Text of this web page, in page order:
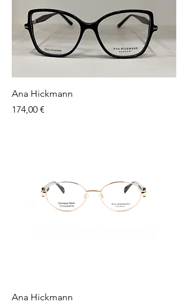
Ana Hickmann
Preço
174,00 €
Ana Hickmann